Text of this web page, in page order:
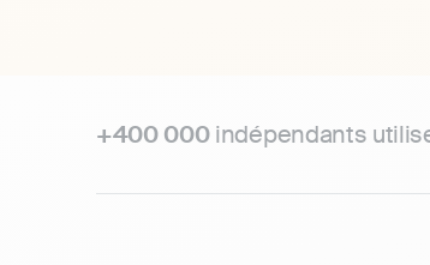
+400 000indépendants